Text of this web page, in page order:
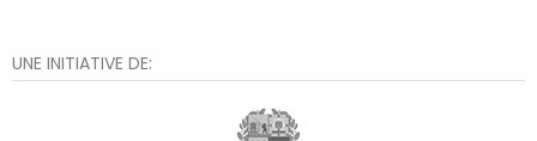
UNE INITIATIVE DE: